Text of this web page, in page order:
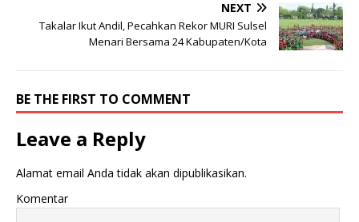
NEXT
Takalar Ikut Andil, Pecahkan Rekor MURI Sulsel
Menari Bersama 24 Kabupaten/Kota
BE THE FIRST TO COMMENT
Leave a Reply
Alamat email Anda tidak akan dipublikasikan.
Komentar